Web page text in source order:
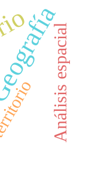
Análisis espacial